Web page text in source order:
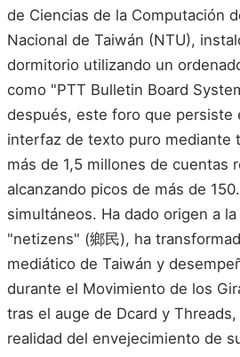
de Ciencias de la Computación
Nacional de Taiwán (NTU),
dormitorio utilizando un
como "PTT Bulletin Board
después, este foro que persiste
interfaz de texto puro mediante
más de 1,5 millones de cuentas
alcanzando picos de más de
simultáneos. Ha dado origen a
"netizens" (鄉民), ha
mediático de Taiwán y
durante el Movimiento de los
tras el auge de Dcard y
realidad del envejecimiento de